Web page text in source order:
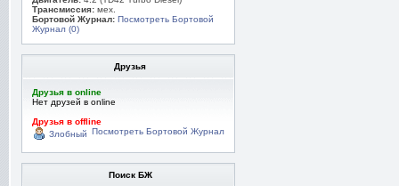
Трансмиссия: мех.
Бортовой Журнал: Посмотреть Бортовой
Журнал (0)
Друзья
Друзья в online
Нет друзей в online
Друзья в offline
Посмотреть Бортовой Журнал
Злобный
Поиск БЖ